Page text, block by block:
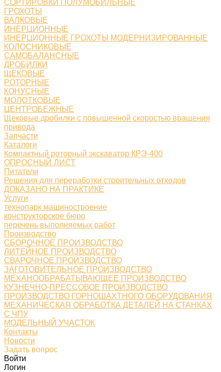
СОРТИРОВКИ ПОЛУМОБИЛЬНЫЕ
ГРОХОТЫ
ВАЛКОВЫЕ
ИНЕРЦИОННЫЕ
ИНЕРЦИОННЫЕ ГРОХОТЫ МОДЕРНИЗИРОВАННЫЕ
КОЛОСНИКОВЫЕ
САМОБАЛАНСНЫЕ
ДРОБИЛКИ
ЩЕКОВЫЕ
РОТОРНЫЕ
КОНУСНЫЕ
МОЛОТКОВЫЕ
ЦЕНТРОБЕЖНЫЕ
Щековые дробилки с повышенной скоростью вращения
привода
Запчасти
Каталоги
Компактный роторный экскаватор КРЭ-400
ОПРОСНЫЙ ЛИСТ
Питатели
Решения для переработки строительных отходов
ДОКАЗАНО НА ПРАКТИКЕ
Услуги
технопарк машиностроение
конструкторское бюро
перечень выполняемых работ
Производство
СБОРОЧНОЕ ПРОИЗВОДСТВО
ЛИТЕЙНОЕ ПРОИЗВОДСТВО
СВАРОЧНОЕ ПРОИЗВОДСТВО
ЗАГОТОВИТЕЛЬНОЕ ПРОИЗВОДСТВО
МЕХАНООБРАБАТЫВАЮЩЕЕ ПРОИЗВОДСТВО
КУЗНЕЧНО-ПРЕССОВОЕ ПРОИЗВОДСТВО
ПРОИЗВОДСТВО ГОРНОШАХТНОГО ОБОРУДОВАНИЯ
МЕХАНИЧЕСКАЯ ОБРАБОТКА ДЕТАЛЕЙ НА СТАНКАХ
С ЧПУ
МОДЕЛЬНЫЙ УЧАСТОК
Контакты
Новости
Задать вопрос
Войти
Логин